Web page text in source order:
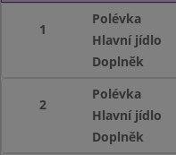
1
Polévka
Hlavní jídlo
Doplněk
2
Polévka
Hlavní jídlo
Doplněk